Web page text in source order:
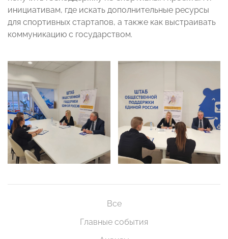
инициативам, где искать дополнительные ресурсы
для спортивных стартапов, а также как выстраивать
коммуникацию с государством.
Все
Главные события